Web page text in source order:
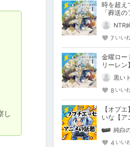
し
時を超え
「葬送の
NTR
7 いい
金曜ロー
リーレン
いて少し
黒い
8 いい
【オプ
いな【ア
純白
4 いい